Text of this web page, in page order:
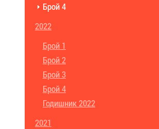
Брой 4
2022
Брой 1
Брой 2
Брой 3
Брой 4
Годишник 2022
2021